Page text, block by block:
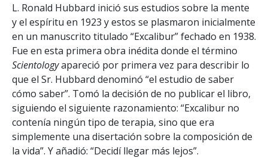
L. Ronald Hubbard inició sus estudios sobre la mente
y el espíritu en 1923 y estos se plasmaron inicialmente
en un manuscrito titulado “Excalibur” fechado en 1938.
Fue en esta primera obra inédita donde el término
Scientologyapareció por primera vez para describir lo
que el Sr. Hubbard denominó “el estudio de saber
cómo saber”. Tomó la decisión de no publicar el libro,
siguiendo el siguiente razonamiento: “Excalibur no
contenía ningún tipo de terapia, sino que era
simplemente una disertación sobre la composición de
la vida”. Y añadió: “Decidí llegar más lejos”.